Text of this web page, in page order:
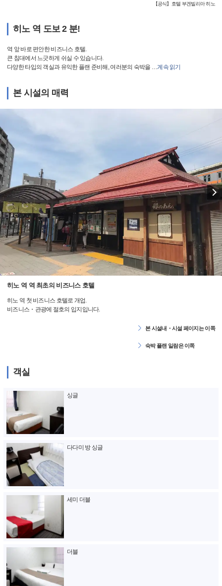
【공식】호텔 부겐빌리아 히노
히노 역 도보 2 분!
역 앞 바로 편안한 비즈니스 호텔.
큰 침대에서 느긋하게 쉬실 수 있습니다.
다양한 타입의 객실과 유익한 플랜 준비해, 여러분의 숙박을 …계속 읽기
본 시설의 매력
히노 역 역 최초의 비즈니스 호텔
히노 역 첫 비즈니스 호텔로 개업.
비즈니스・관광에 절호의 입지입니다.
본 시설내・시설 페이지는 이쪽
숙박 플랜 일람은 이쪽
객실
싱글
다다미 방 싱글
세미 더블
더블